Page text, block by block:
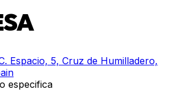
Espacio, 5, Cruz de Humilladero,
especifica